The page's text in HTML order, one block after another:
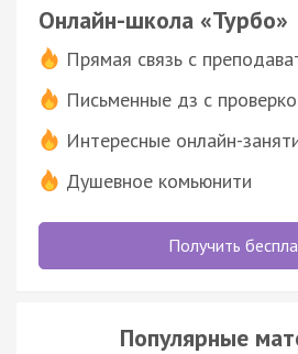
Онлайн-школа «Турбо»
Прямая связь с
Письменные дз с
Интересные онлайн-
Душевное комьюнити
Получить
Популярные